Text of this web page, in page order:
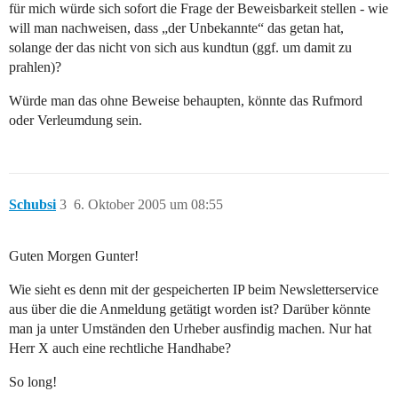
für mich würde sich sofort die Frage der Beweisbarkeit stellen - wie
will man nachweisen, dass „der Unbekannte“ das getan hat,
solange der das nicht von sich aus kundtun (ggf. um damit zu
prahlen)?
Würde man das ohne Beweise behaupten, könnte das Rufmord
oder Verleumdung sein.
Schubsi 6. Oktober 2005 um 08:55
3
Guten Morgen Gunter!
Wie sieht es denn mit der gespeicherten IP beim Newsletterservice
aus über die die Anmeldung getätigt worden ist? Darüber könnte
man ja unter Umständen den Urheber ausfindig machen. Nur hat
Herr X auch eine rechtliche Handhabe?
So long!